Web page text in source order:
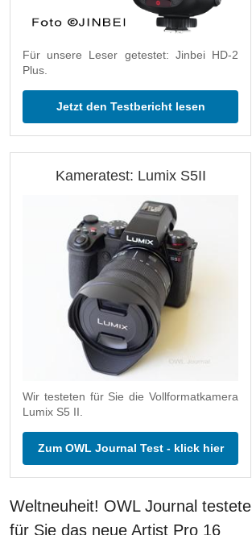
Für unsere Leser getestet: Jinbei HD-2
Plus.
Jetzt den Testbericht lesen
Kameratest: Lumix S5II
Wir testeten für Sie die Vollformatkamera
Lumix S5 II.
Zum OWL Journal Test - klick hier
Weltneuheit! OWL Journal testete
für Sie das neue Artist Pro 16